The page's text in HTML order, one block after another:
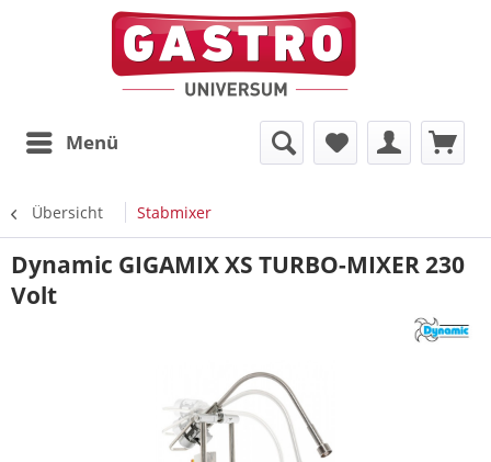
Menü
Übersicht Stabmixer
Dynamic GIGAMIX XS TURBO-MIXER 230
Volt